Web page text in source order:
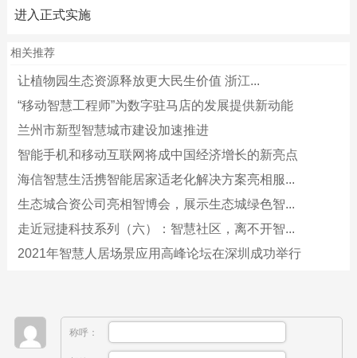
进入正式实施
相关推荐
让植物园生态资源释放更大民生价值 浙江...
“移动智慧工程师”为数字驻马店的发展提供新动能
兰州市新型智慧城市建设加速推进
智能手机和移动互联网将成中国经济增长的新亮点
海信智慧生活携智能居家适老化解决方案亮相服...
生态城合资公司亮相智博会，展示生态城绿色智...
走近冠捷科技系列（六）：智慧社区，离不开智...
2021年智慧人居场景应用高峰论坛在深圳成功举行
称呼：